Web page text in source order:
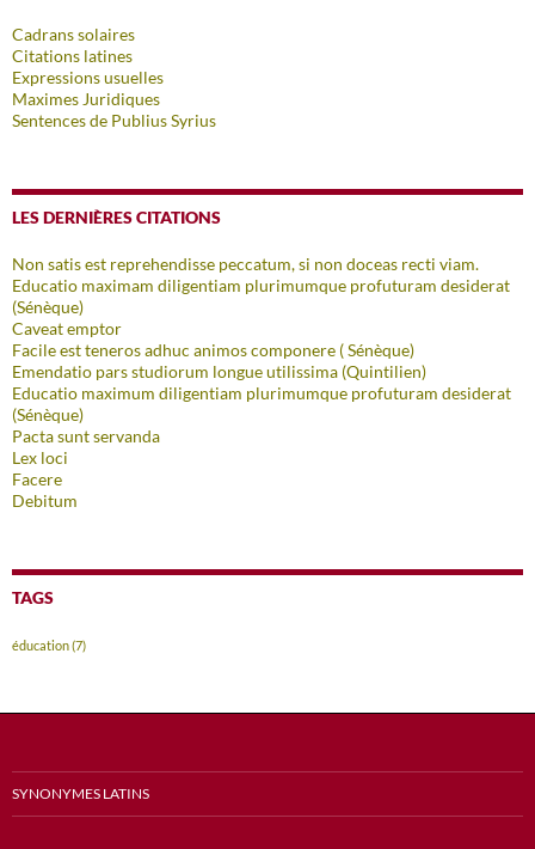
Cadrans solaires
Citations latines
Expressions usuelles
Maximes Juridiques
Sentences de Publius Syrius
LES DERNIÈRES CITATIONS
Non satis est reprehendisse peccatum, si non doceas recti viam.
Educatio maximam diligentiam plurimumque profuturam desiderat
(Sénèque)
Caveat emptor
Facile est teneros adhuc animos componere ( Sénèque)
Emendatio pars studiorum longue utilissima (Quintilien)
Educatio maximum diligentiam plurimumque profuturam desiderat
(Sénèque)
Pacta sunt servanda
Lex loci
Facere
Debitum
TAGS
éducation(7)
SYNONYMES LATINS